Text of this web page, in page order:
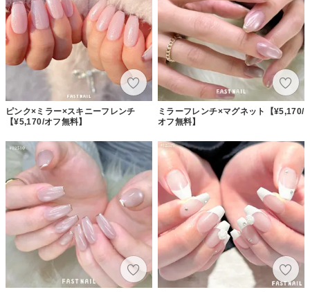
ピンク×ミラー×スキニーフレンチ
【¥5,170/オフ無料】
ミラーフレンチ×マグネット【¥5,170/
オフ無料】